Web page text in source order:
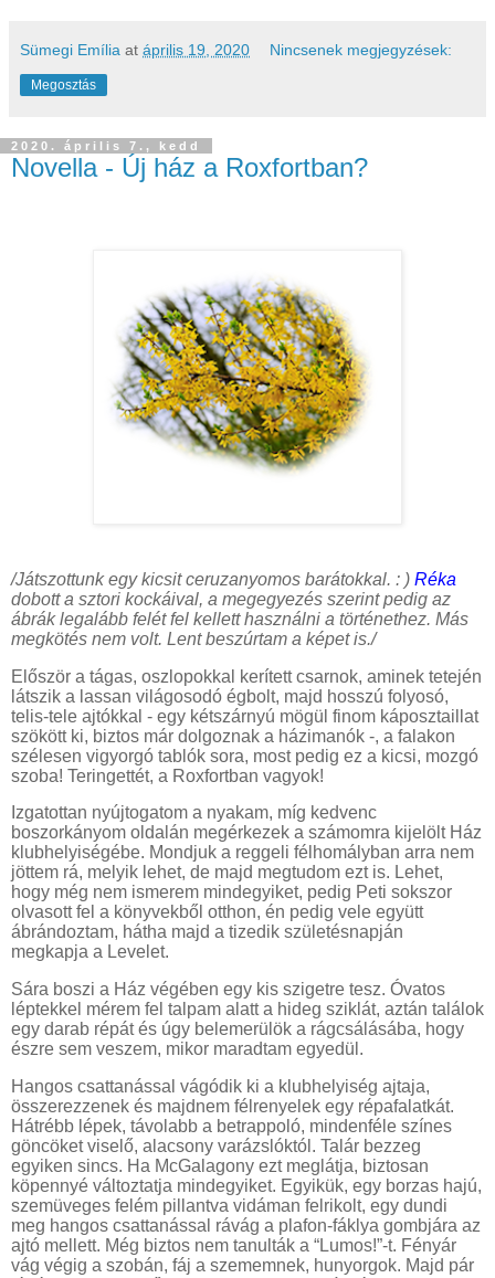
Sümegi Emília at április 19, 2020 Nincsenek megjegyzések:
Megosztás
2020. április 7., kedd
Novella - Új ház a Roxfortban?
/Játszottunk egy kicsit ceruzanyomos barátokkal. : ) Réka
dobott a sztori kockáival, a megegyezés szerint pedig az
ábrák legalább felét fel kellett használni a történethez. Más
megkötés nem volt. Lent beszúrtam a képet is./
Először a tágas, oszlopokkal kerített csarnok, aminek tetején
látszik a lassan világosodó égbolt, majd hosszú folyosó,
telis-tele ajtókkal - egy kétszárnyú mögül finom káposztaillat
szökött ki, biztos már dolgoznak a házimanók -, a falakon
szélesen vigyorgó tablók sora, most pedig ez a kicsi, mozgó
szoba! Teringettét, a Roxfortban vagyok!
Izgatottan nyújtogatom a nyakam, míg kedvenc
boszorkányom oldalán megérkezek a számomra kijelölt Ház
klubhelyiségébe. Mondjuk a reggeli félhomályban arra nem
jöttem rá, melyik lehet, de majd megtudom ezt is. Lehet,
hogy még nem ismerem mindegyiket, pedig Peti sokszor
olvasott fel a könyvekből otthon, én pedig vele együtt
ábrándoztam, hátha majd a tizedik születésnapján
megkapja a Levelet.
Sára boszi a Ház végében egy kis szigetre tesz. Óvatos
léptekkel mérem fel talpam alatt a hideg sziklát, aztán találok
egy darab répát és úgy belemerülök a rágcsálásába, hogy
észre sem veszem, mikor maradtam egyedül.
Hangos csattanással vágódik ki a klubhelyiség ajtaja,
összerezzenek és majdnem félrenyelek egy répafalatkát.
Hátrébb lépek, távolabb a betrappoló, mindenféle színes
göncöket viselő, alacsony varázslóktól. Talár bezzeg
egyiken sincs. Ha McGalagony ezt meglátja, biztosan
köpennyé változtatja mindegyiket. Egyikük, egy borzas hajú,
szemüveges felém pillantva vidáman felrikolt, egy dundi
meg hangos csattanással rávág a plafon-fáklya gombjára az
ajtó mellett. Még biztos nem tanulták a “Lumos!”-t. Fényár
vág végig a szobán, fáj a szememnek, hunyorgok. Majd pár